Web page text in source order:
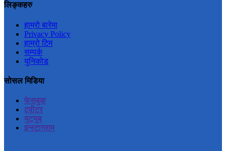
लिङ्कहरु
हाम्रो बारेमा
Privacy Policy
हाम्रो टिम
सम्पर्क
युनिकोड
सोसल मिडिया
फेसबुक
ट्वीटर
युट्युब
इन्स्टाग्राम